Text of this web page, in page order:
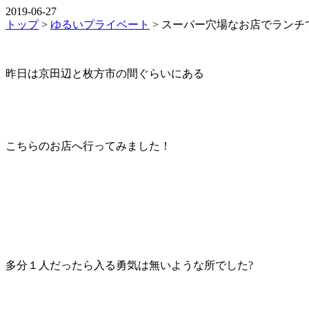
2019-06-27
トップ> ゆるいプライベート > スーパー穴場なお店でランチ
昨日は京田辺と枚方市の間ぐらいにある
こちらのお店へ行ってみました！
多分１人だったら入る勇気は無いような所でした?